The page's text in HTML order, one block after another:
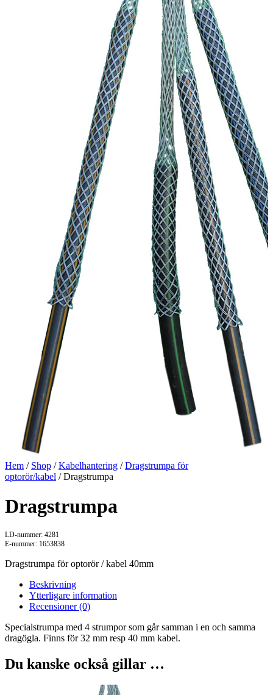
Hem / Shop /Kabelhantering /Dragstrumpa för
optorör/kabel / Dragstrumpa
Dragstrumpa
LD-nummer: 4281
E-nummer: 1653838
Dragstrumpa för optorör / kabel 40mm
Beskrivning
Ytterligare information
Recensioner (0)
Specialstrumpa med 4 strumpor som går samman i en och samma
dragögla. Finns för 32 mm resp 40 mm kabel.
Du kanske också gillar …